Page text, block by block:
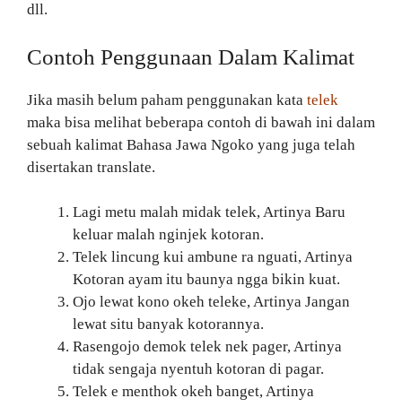
dll.
Contoh Penggunaan Dalam Kalimat
Jika masih belum paham penggunakan kata telek
maka bisa melihat beberapa contoh di bawah ini dalam
sebuah kalimat Bahasa Jawa Ngoko yang juga telah
disertakan translate.
Lagi metu malah midak telek, Artinya Baru
keluar malah nginjek kotoran.
Telek lincung kui ambune ra nguati, Artinya
Kotoran ayam itu baunya ngga bikin kuat.
Ojo lewat kono okeh teleke, Artinya Jangan
lewat situ banyak kotorannya.
Rasengojo demok telek nek pager, Artinya
tidak sengaja nyentuh kotoran di pagar.
Telek e menthok okeh banget, Artinya